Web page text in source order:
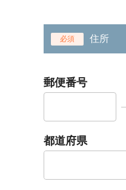
必須 住所
郵便番号
都道府県